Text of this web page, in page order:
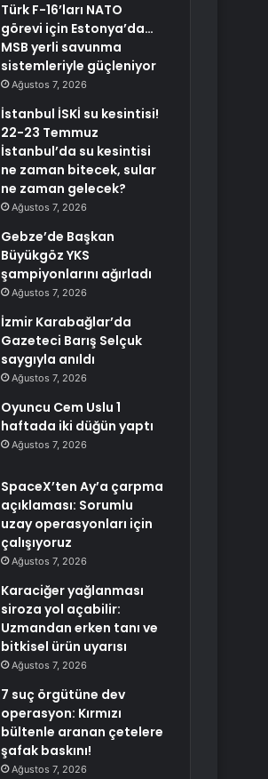
Türk F-16’ları NATO
görevi için Estonya’da…
MSB yerli savunma
sistemleriyle güçleniyor
Ağustos 7, 2026
İstanbul İSKİ su kesintisi!
22-23 Temmuz
İstanbul’da su kesintisi
ne zaman bitecek, sular
ne zaman gelecek?
Ağustos 7, 2026
Gebze’de Başkan
Büyükgöz YKS
şampiyonlarını ağırladı
Ağustos 7, 2026
İzmir Karabağlar’da
Gazeteci Barış Selçuk
saygıyla anıldı
Ağustos 7, 2026
Oyuncu Cem Uslu 1
haftada iki düğün yaptı
Ağustos 7, 2026
SpaceX’ten Ay’a çarpma
açıklaması: Sorumlu
uzay operasyonları için
çalışıyoruz
Ağustos 7, 2026
Karaciğer yağlanması
siroza yol açabilir:
Uzmandan erken tanı ve
bitkisel ürün uyarısı
Ağustos 7, 2026
7 suç örgütüne dev
operasyon: Kırmızı
bültenle aranan çetelere
şafak baskını!
Ağustos 7, 2026